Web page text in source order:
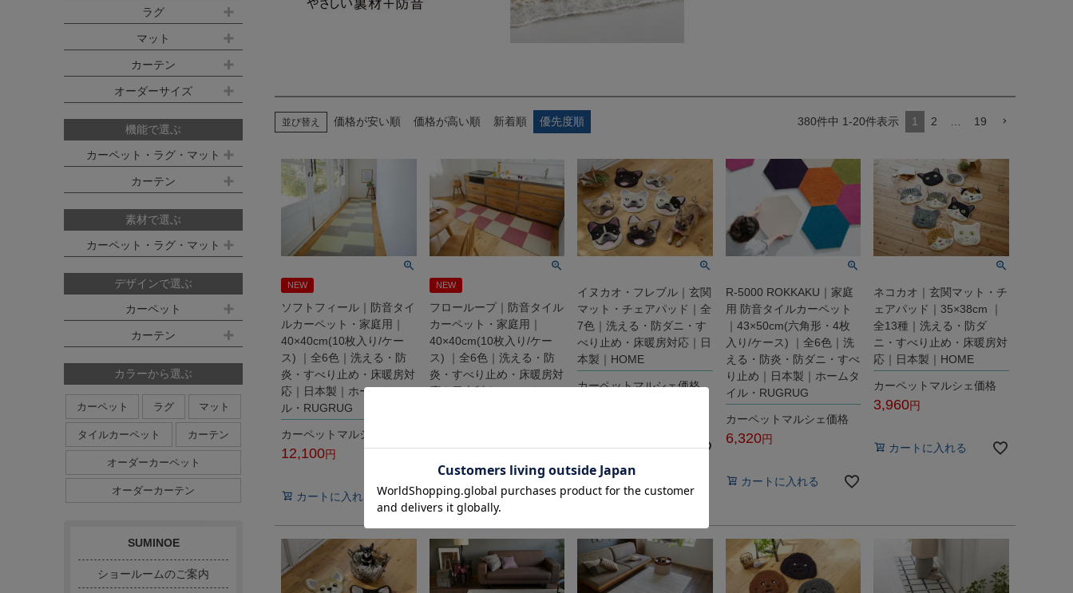
江戸間サイズ(3畳～10畳)
江戸間 3畳(176x261cm)
江戸間 4.5畳(261x261cm)
江戸間 6畳(261x352cm)
江戸間 8畳(352x352cm)
江戸間 10畳(352x440cm)
本間サイズ(3畳～8畳)
本間 3畳(191x286cm)
本間 8畳(382x382cm)
その他のサイズ
廊下敷き
ラグ
約100ｘ140cm
約140ｘ200cm(約1.5畳)
約160ｘ230cm(約2畳)
約200ｘ250cm(約3畳)
約200ｘ300cm(約3.5畳)
約250ｘ250cm
約250ｘ350cm
約300ｘ300cm
約300ｘ350cm
約350ｘ350cm
約350ｘ400cm
約350ｘ450cm
約350ｘ500cm
円形サイズ
ダイニングサイズ
マット
キッチンマット
デスクマット
カーテン
既製サイズ ドレープ(厚地)
100ｘ135cm
100ｘ178cm
100ｘ200cm
100ｘ133cm
100ｘ176cm
100ｘ198cm
オーダーサイズ
オーダーカーペット
オーダーキッチンマット
オーダーカーペットの測り方
オーダーカーテンの測り方
機能で選ぶ
カーペット・ラグ・マット
防炎 防音
消臭
すべり止め
遊び毛防止
アレルブロック
制電
日本製
ホットカーペット・床暖房対応
カーテン
洗える 遮光
防炎
アレルブロック
形態安定加工
形状記憶加工
日本製
素材で選ぶ
カーペット・ラグ・マット
ナイロン
ウール
デザインで選ぶ
カーペット
ストライプ＆ボーダー
円形
カーテン
北欧デザイン
ナチュラルデザイン
無地・無地調
抽象柄
花柄
植物柄
鳥・動物
ストライプ・ボーダー
チェック
ドット
サークル
カラーから選ぶ
カーペット ラグ マット
タイルカーペット カーテン
オーダーカーペット
オーダーカーテン
SUMINOE
ショールームのご案内
並び替え 価格が安い順 価格が高い順 新着順 優先度順 380件中 1-20件表示 1 2 … 19
NEW
ソフトフィール｜防音タイ
ルカーペット・家庭用｜
40×40cm(10枚入り/ケー
ス) ｜全6色｜洗える・防
炎・すべり止め・床暖房対
応｜日本製｜ホームタイ
ル・RUGRUG
カーペットマルシェ価格
12,100
カートに入れる
NEW
フローループ｜防音タイル
カーペット・家庭用｜
40×40cm(10枚入り/ケー
ス) ｜全6色｜洗える・防
炎・すべり止め・床暖房対
応｜日本製｜ホームタイ
8,800
税込
カートに入れる
イヌカオ・フレブル｜玄関
マット・チェアパッド｜全
7色｜洗える・防ダニ・す
べり止め・床暖房対応｜日
本製｜HOME
カーペットマルシェ価格
カートに入れる
R-5000 ROKKAKU｜家庭
用 防音タイルカーペット
｜43×50cm(六角形・4枚
入り/ケース) ｜全6色｜洗
える・防炎・防ダニ・すべ
り止め｜日本製｜ホームタ
イル・RUGRUG
カーペットマルシェ価格
6,320
カートに入れる
ネコカオ｜玄関マット・チ
ェアパッド｜35×38cm ｜
全13種｜洗える・防ダ
ニ・すべり止め・床暖房対
応｜日本製｜HOME
カーペットマルシェ価格
3,960
カートに入れる